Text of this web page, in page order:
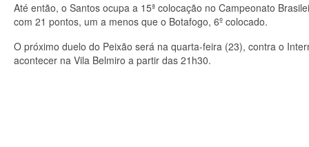
Até então, o Santos ocupa a 15ª colocação no Campeonato
com 21 pontos, um a menos que o Botafogo, 6º colocado.
O próximo duelo do Peixão será na quarta-feira (23), contra o
acontecer na Vila Belmiro a partir das 21h30.